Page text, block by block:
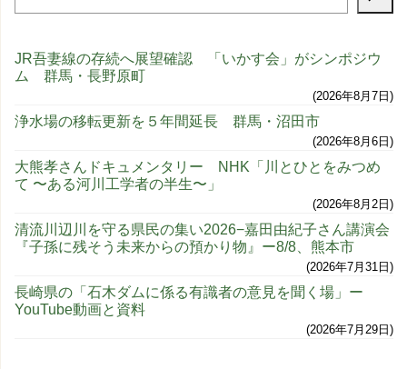
JR吾妻線の存続へ展望確認 「いかす会」がシンポジウ
ム 群馬・長野原町
2026年8月7日
浄水場の移転更新を５年間延長 群馬・沼田市
2026年8月6日
大熊孝さんドキュメンタリー NHK「川とひとをみつめ
て 〜ある河川工学者の半生〜」
2026年8月2日
清流川辺川を守る県民の集い2026−嘉田由紀子さん講演会
『子孫に残そう未来からの預かり物』ー8/8、熊本市
2026年7月31日
長崎県の「石木ダムに係る有識者の意見を聞く場」ー
YouTube動画と資料
2026年7月29日